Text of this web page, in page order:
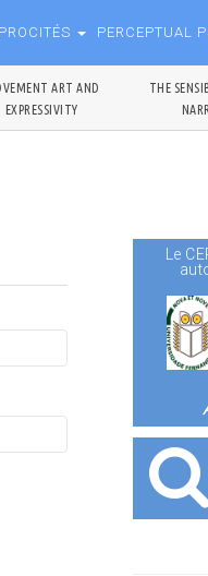
PERCEPTUAL
ART AND
EXPRESSIVITY
THE
Le